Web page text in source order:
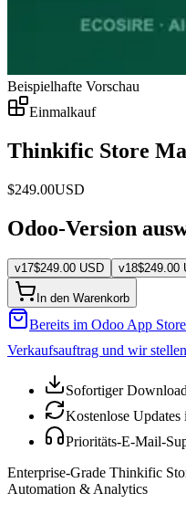
Beispielhafte Vorschau
Einmalkauf
Thinkific Store
$249.00USD
Odoo-Version
v17$249.00 USD v18$249.00
In den Warenkorb
Bereits im Odoo App
Verkaufsauftrag und wir
Sofortiger
Kostenlose Updates
Prioritäts-E-Mail-
Enterprise-Grade Thinkific
Automation & Analytics